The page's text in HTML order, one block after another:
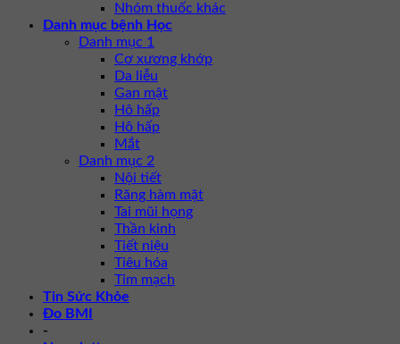
Nhóm thuốc khác
Danh mục bệnh Học
Danh mục 1
Cơ xương khớp
Da liễu
Gan mật
Hô hấp
Hô hấp
Mắt
Danh mục 2
Nội tiết
Răng hàm mặt
Tai mũi họng
Thần kinh
Tiết niệu
Tiêu hóa
Tim mạch
Tin Sức Khỏe
Đo BMI
-